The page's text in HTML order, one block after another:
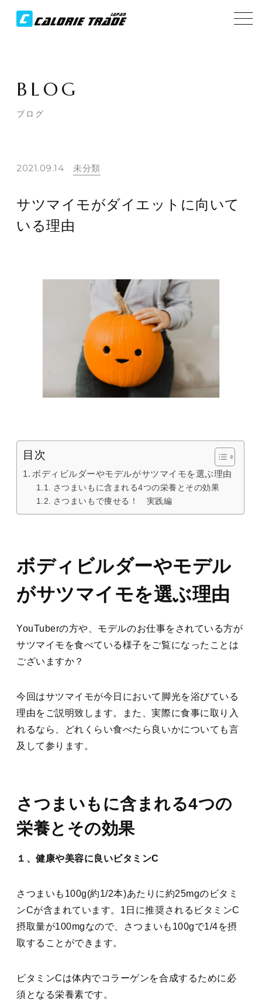
BLOG
ブログ
2021.09.14 未分類
サツマイモがダイエットに向いて
いる理由
目次
ボディビルダーやモデルがサツマイモを選ぶ理由
さつまいもに含まれる4つの栄養とその効果
さつまいもで痩せる！ 実践編
ボディビルダーやモデル
がサツマイモを選ぶ理由
YouTuberの方や、モデルのお仕事をされている方が
サツマイモを食べている様子をご覧になったことは
ございますか？
今回はサツマイモが今日において脚光を浴びている
理由をご説明致します。また、実際に食事に取り入
れるなら、どれくらい食べたら良いかについても言
及して参ります。
さつまいもに含まれる4つの
栄養とその効果
１、健康や美容に良いビタミンC
さつまいも100g(約1/2本)あたりに約25mgのビタミ
ンCが含まれています。1日に推奨されるビタミンC
摂取量が100mgなので、さつまいも100gで1/4を摂
取することができます。
ビタミンCは体内でコラーゲンを合成するために必
須となる栄養素です。